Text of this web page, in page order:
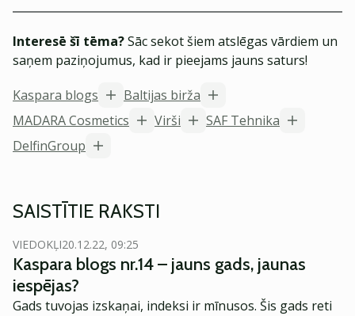
Interesē šī tēma?Sāc sekot šiem atslēgas vārdiem un
saņem paziņojumus, kad ir pieejams jauns saturs!
Kaspara blogs
Baltijas birža
MADARA Cosmetics
Virši
SAF Tehnika
DelfinGroup
SAISTĪTIE RAKSTI
VIEDOKĻI20.12.22, 09:25
Kaspara blogs nr.14 – jauns gads, jaunas
iespējas?
Gads tuvojas izskaņai, indeksi ir mīnusos. Šis gads reti